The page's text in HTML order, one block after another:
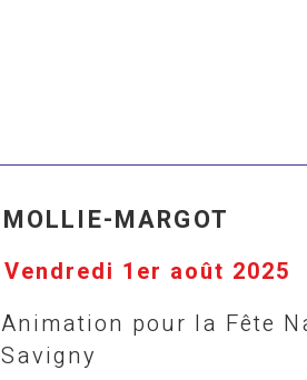
MOLLIE-MARGOT
Vendredi 1er août 2025
Animation pour la Fête
Savigny